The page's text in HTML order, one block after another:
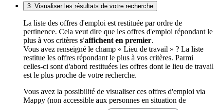
3. Visualiser les résultats de votre recherche
La liste des offres d'emploi est restituée par ordre de
pertinence. Cela veut dire que les offres d'emploi répondant le
plus à vos critères s'affichent en premier.
Vous avez renseigné le champ « Lieu de travail » ? La liste
restitue les offres répondant le plus à vos critères. Parmi
celles-ci sont d'abord restituées les offres dont le lieu de travail
est le plus proche de votre recherche.
Vous avez la possibilité de visualiser ces offres d'emploi via
Mappy (non accessible aux personnes en situation de